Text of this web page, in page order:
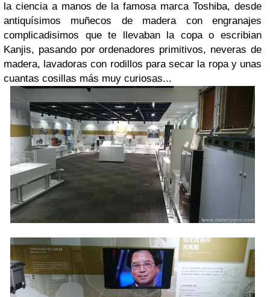
la ciencia a manos de la famosa marca Toshiba, desde
antiquísimos muñecos de madera con engranajes
complicadisimos que te llevaban la copa o escribian
Kanjis, pasando por ordenadores primitivos, neveras de
madera, lavadoras con rodillos para secar la ropa y unas
cuantas cosillas más muy curiosas...